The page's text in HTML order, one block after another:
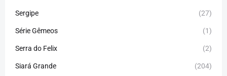
Sergipe (27)
Série Gêmeos (1)
Serra do Felix (2)
Siará Grande (204)